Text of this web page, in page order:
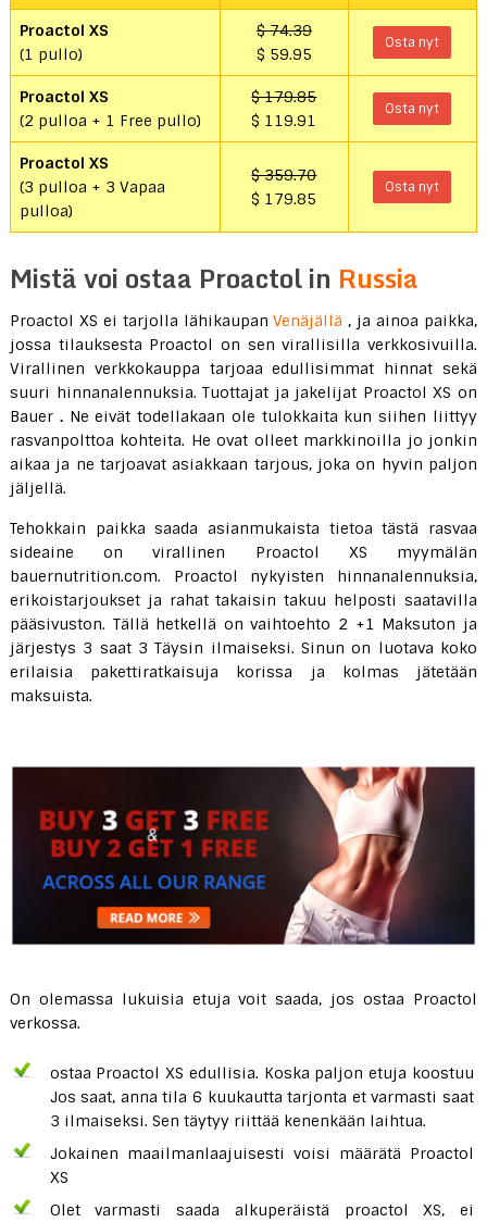
Proactol XS
(1 pullo)
$ 74.39
$ 59.95
Osta nyt
Proactol XS
(2 pulloa + 1 Free pullo)
$ 179.85
$ 119.91
Osta nyt
Proactol XS
(3 pulloa + 3 Vapaa
pulloa)
$ 359.70
$ 179.85
Osta nyt
Mistä voi ostaa Proactol in Russia
Proactol XS ei tarjolla lähikaupanVenäjällä , ja ainoa paikka,
jossa tilauksesta Proactol on sen virallisilla verkkosivuilla.
Virallinen verkkokauppa tarjoaa edullisimmat hinnat sekä
suuri hinnanalennuksia. Tuottajat ja jakelijat Proactol XS on
Bauer .Ne eivät todellakaan ole tulokkaita kun siihen liittyy
rasvanpolttoa kohteita. He ovat olleet markkinoilla jo jonkin
aikaa ja ne tarjoavat asiakkaan tarjous, joka on hyvin paljon
jäljellä.
Tehokkain paikka saada asianmukaista tietoa tästä rasvaa
sideaine on virallinen Proactol XS myymälän
bauernutrition.com. Proactol nykyisten hinnanalennuksia,
erikoistarjoukset ja rahat takaisin takuu helposti saatavilla
pääsivuston. Tällä hetkellä on vaihtoehto 2 +1 Maksuton ja
järjestys 3 saat 3 Täysin ilmaiseksi. Sinun on luotava koko
erilaisia ​​pakettiratkaisuja korissa ja kolmas jätetään
maksuista.
On olemassa lukuisia etuja voit saada, jos ostaa Proactol
verkossa.
ostaa Proactol XS edullisia. Koska paljon etuja koostuu
Jos saat, anna tila 6 kuukautta tarjonta et varmasti saat
3 ilmaiseksi. Sen täytyy riittää kenenkään laihtua.
Jokainen maailmanlaajuisesti voisi määrätä Proactol
XS
Olet varmasti saada alkuperäistä proactol XS, ei